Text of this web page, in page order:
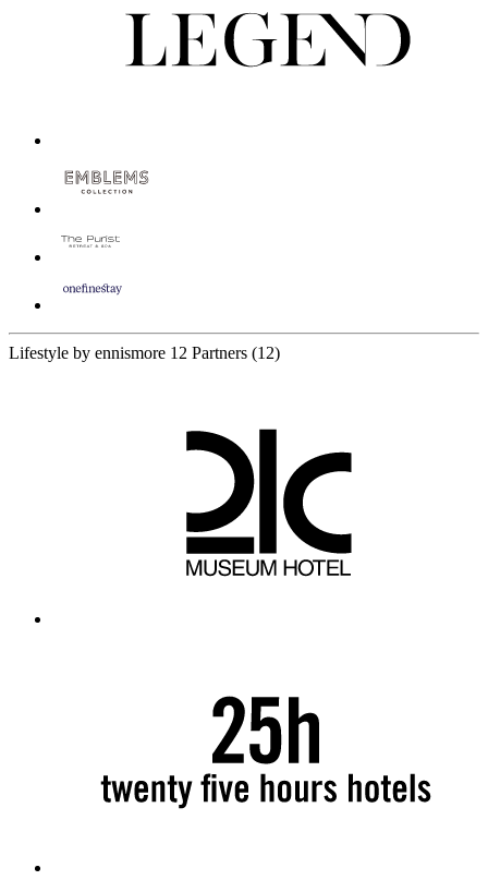
Lifestyle by ennismore 12 Partners (12)